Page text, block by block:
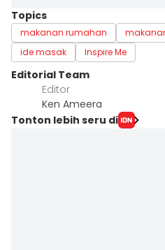
Topics
makanan rumahan
ide masak
Inspire Me
Editorial Team
Editor
Ken Ameera
Tonton lebih seru di